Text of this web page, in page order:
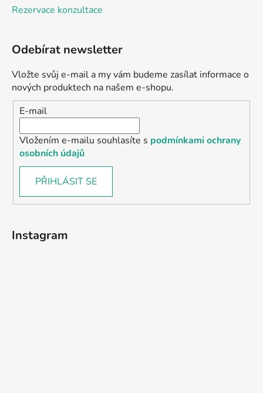
Rezervace konzultace
Odebírat newsletter
Vložte svůj e-mail a my vám budeme zasílat informace o
nových produktech na našem e-shopu.
E-mail
Vložením e-mailu souhlasíte s podmínkami ochrany
osobních údajů
PŘIHLÁSIT SE
Instagram